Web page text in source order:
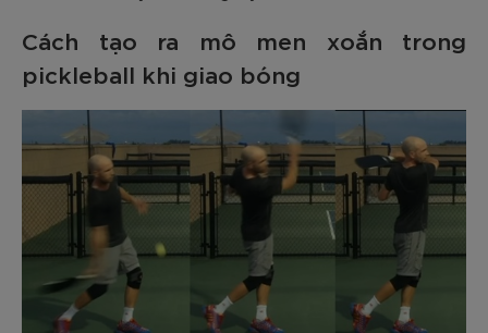
Cách tạo ra mô men xoắn trong
pickleball khi giao bóng